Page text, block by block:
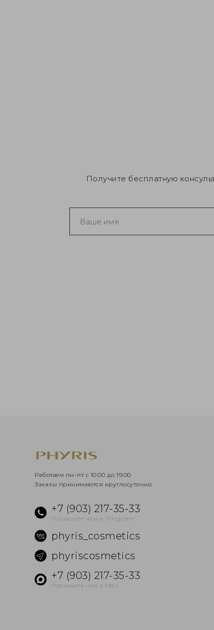
Получите бесплатную
Работаем пн-пт с 10:00 до 19:00
Заказы принимаются круглосуточно
+7 (903) 217-35-33
Напишите нам в Telegram!
phyris_cosmetics
phyriscosmetics
+7 (903) 217-35-33
Напишите нам в Max!